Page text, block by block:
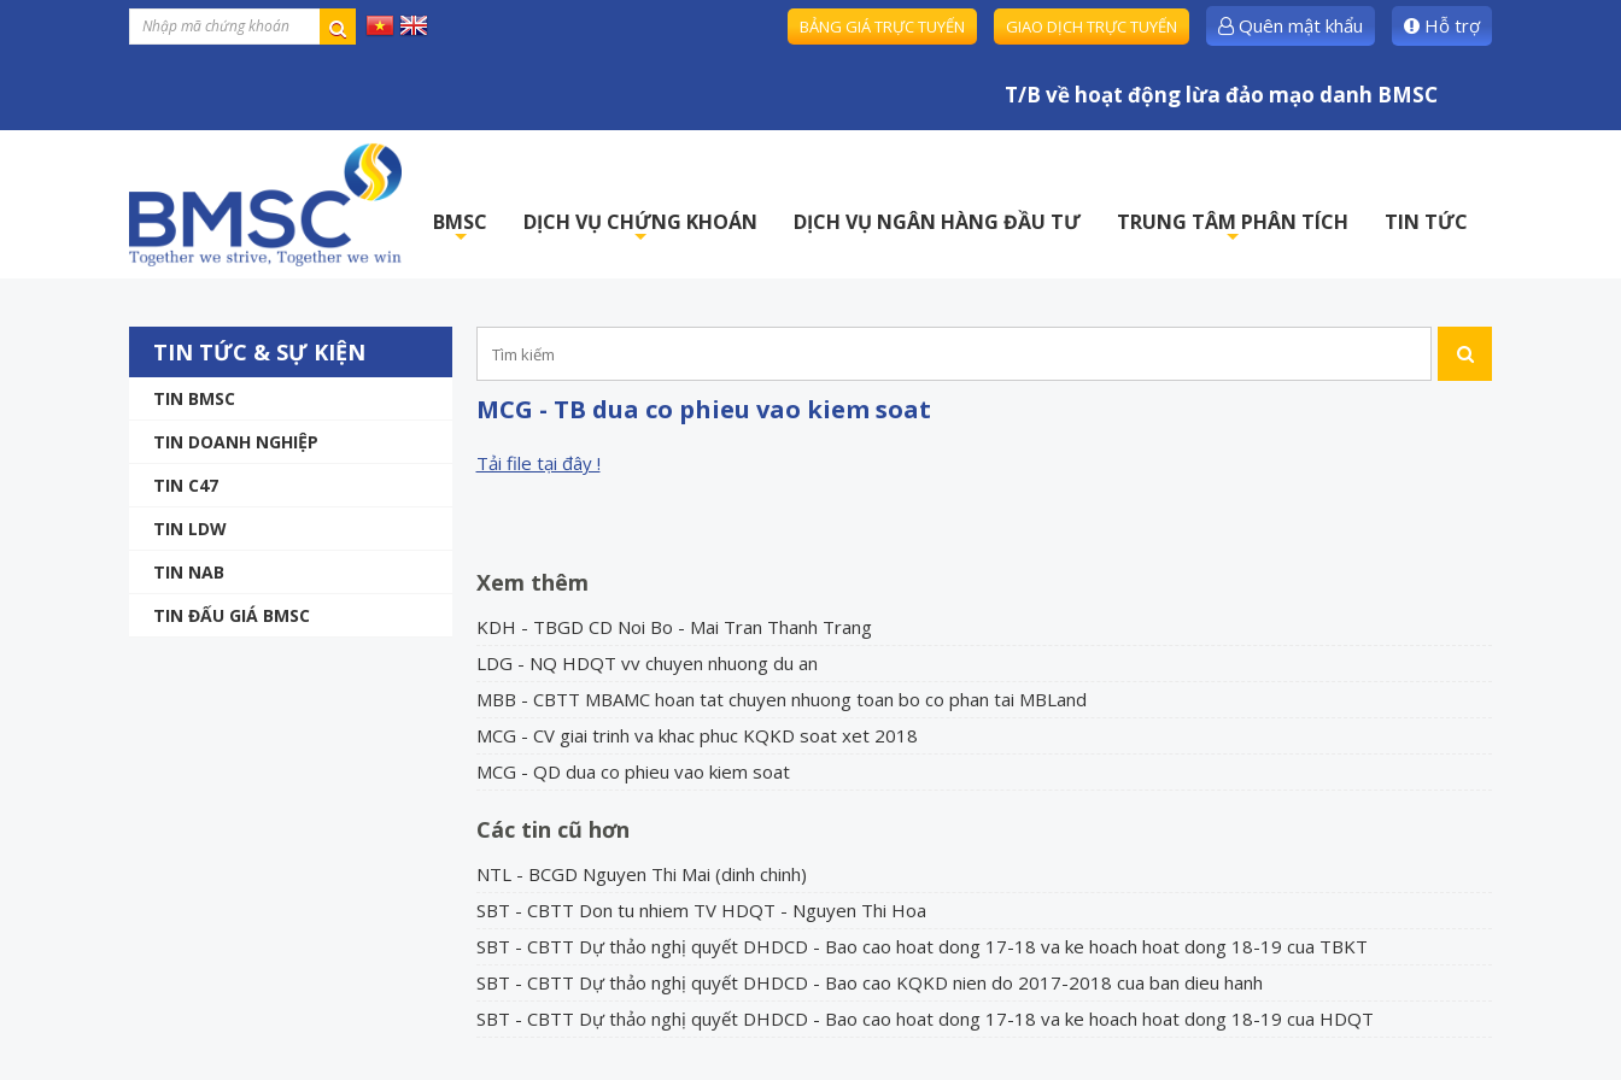
BẢNG GIÁ TRỰC TUYẾN GIAO DỊCH TRỰC TUYẾN Quên mật khẩu Hỗ trợ
T/B về hoạt động lừa đảo mạo danh BMSC
BMSC DỊCH VỤ CHỨNG KHOÁN DỊCH VỤ NGÂN HÀNG ĐẦU TƯ TRUNG TÂM PHÂN TÍCH TIN TỨC
TIN TỨC & SỰ KIỆN
TIN BMSC
TIN DOANH NGHIỆP
TIN C47
TIN LDW
TIN NAB
TIN ĐẤU GIÁ BMSC
MCG - TB dua co phieu vao kiem soat
Tải file tại đây !
Xem thêm
KDH - TBGD CD Noi Bo - Mai Tran Thanh Trang
LDG - NQ HDQT vv chuyen nhuong du an
MBB - CBTT MBAMC hoan tat chuyen nhuong toan bo co phan tai MBLand
MCG - CV giai trinh va khac phuc KQKD soat xet 2018
MCG - QD dua co phieu vao kiem soat
Các tin cũ hơn
NTL - BCGD Nguyen Thi Mai (dinh chinh)
SBT - CBTT Don tu nhiem TV HDQT - Nguyen Thi Hoa
SBT - CBTT Dự thảo nghị quyết DHDCD - Bao cao hoat dong 17-18 va ke hoach hoat dong 18-19 cua TBKT
SBT - CBTT Dự thảo nghị quyết DHDCD - Bao cao KQKD nien do 2017-2018 cua ban dieu hanh
SBT - CBTT Dự thảo nghị quyết DHDCD - Bao cao hoat dong 17-18 va ke hoach hoat dong 18-19 cua HDQT